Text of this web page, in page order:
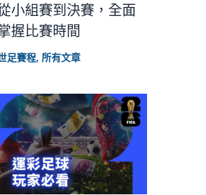
小組賽到決賽，全面
握比賽時間
足賽程, 所有文章